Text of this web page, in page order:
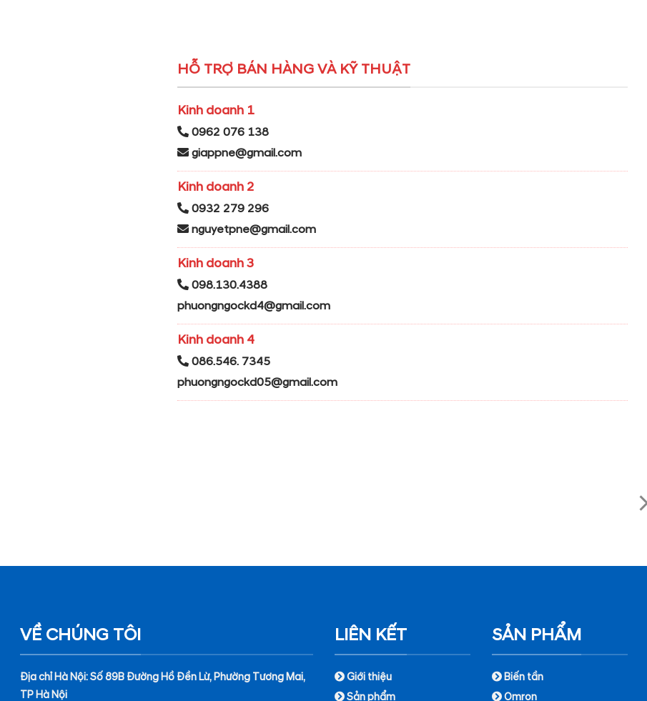
HỖ TRỢ BÁN HÀNG VÀ KỸ THUẬT
Kinh doanh 1
0962 076 138
giappne@gmail.com
Kinh doanh 2
0932 279 296
nguyetpne@gmail.com
Kinh doanh 3
098.130.4388
phuongngockd4@gmail.com
Kinh doanh 4
086.546. 7345
phuongngockd05@gmail.com
VỀ CHÚNG TÔI
Địa chỉ Hà Nội: Số 89B Đường Hồ Đền Lừ, Phường Tương Mai,
TP Hà Nội
LIÊN KẾT
Giới thiệu
Sản phẩm
SẢN PHẨM
Biến tần
Omron